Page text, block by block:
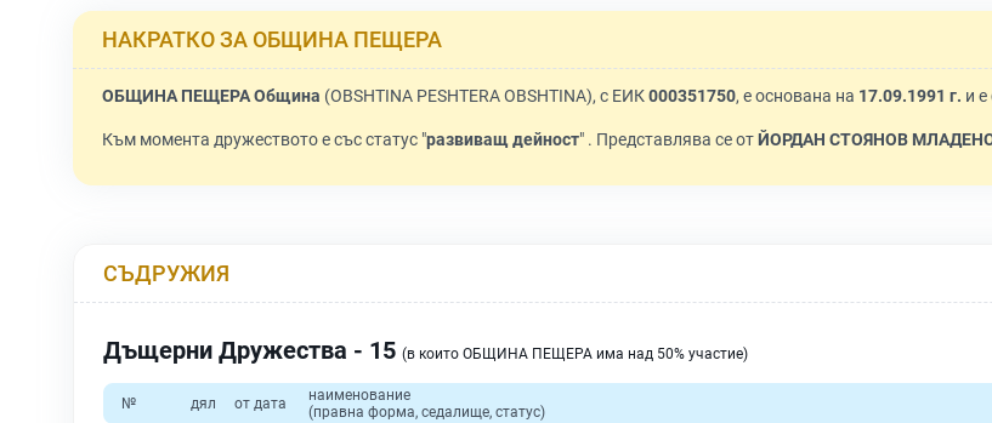
НАКРАТКО ЗА ОБЩИНА ПЕЩЕРА
ОБЩИНА ПЕЩЕРА Община (OBSHTINA PESHTERA OBSHTINA), с ЕИК000351750, е основана на 17.09.1991 г. и
Към момента дружеството е със статус "развиващ дейност" . Представлява се отЙОРДАН СТОЯНОВ
СЪДРУЖИЯ
Дъщерни Дружества - 15 (в които ОБЩИНА ПЕЩЕРА има над 50% участие)
№ дял от дата
наименование
(правна форма, седалище, статус)